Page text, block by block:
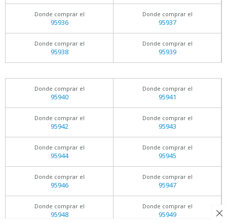
Donde comprar el
95936
Donde comprar el
95937
Donde comprar el
95938
Donde comprar el
95939
Donde comprar el
95940
Donde comprar el
95941
Donde comprar el
95942
Donde comprar el
95943
Donde comprar el
95944
Donde comprar el
95945
Donde comprar el
95946
Donde comprar el
95947
Donde comprar el
95948
Donde comprar el
95949